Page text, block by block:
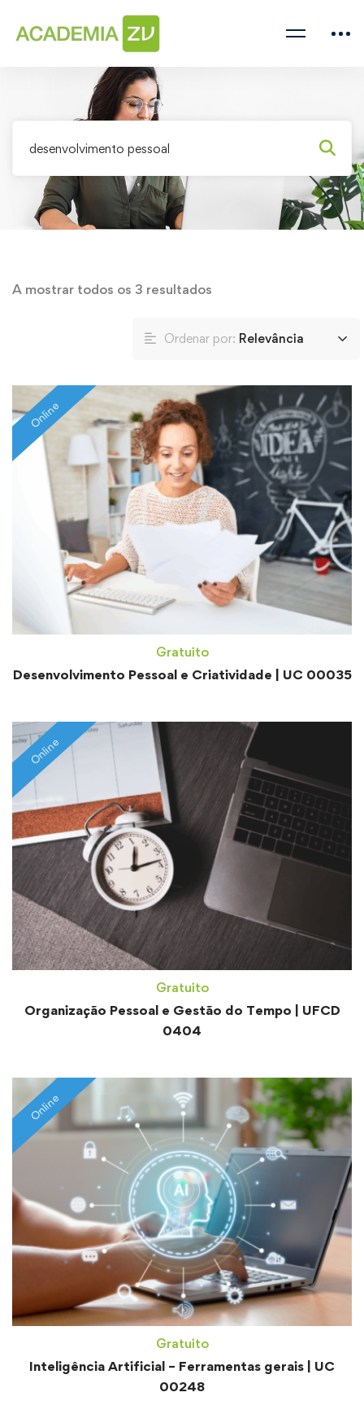
A mostrar todos os 3 resultados
Ordenar por: Relevância
Gratuito
Online
Desenvolvimento Pessoal e Criatividade | UC 00035
Gratuito
Online
Organização Pessoal e Gestão do Tempo | UFCD
0404
Gratuito
Online
Inteligência Artificial – Ferramentas gerais | UC
00248